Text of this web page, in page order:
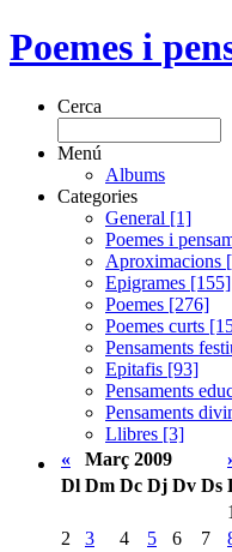
Poemes i
Cerca
Menú
Albums
Categories
General [1]
Poemes i
Aproximacions
Epigrames [155]
Poemes [276]
Poemes curts
Pensaments
Epitafis [93]
Pensaments
Pensaments
Llibres [3]
«
Març 2009
Dl Dm Dc Dj Dv Ds
1
2
3 4 5 6 7